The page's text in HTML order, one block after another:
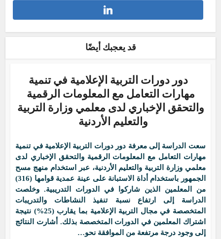
قد يعجبك أيضًا
دور دورات التربية الإعلامية في تنمية
مهارات التعامل مع المعلومات الرقمية
والتحقق الإخباري لدى معلمي وزارة التربية
والتعليم الأردنية
سعت الدراسة إلى معرفة دور دورات التربية الإعلامية في تنمية
مهارات التعامل مع المعلومات الرقمية والتحقق الإخباري لدى
معلمي وزارة التربية والتعليم الأردنية، عبر استخدام منهج مسح
الجمهور باستخدام أداة الاستبانة على عينة عمدية قوامها (316)
من المعلمين الذين شاركوا في الدورات التدريبية. وخلصت
الدراسة إلى ارتفاع نسبة تنفيذ النشاطات والتدريبات
المتخصصة في مجال التربية الإعلامية بما يقارب (25%) نتيجة
اشتراك المعلمين في الدورات المتخصصة بذلك. أشارت النتائج
إلى وجود درجة مرتفعة من الموافقة نحو…